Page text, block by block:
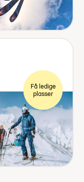
Få ledige
plasser